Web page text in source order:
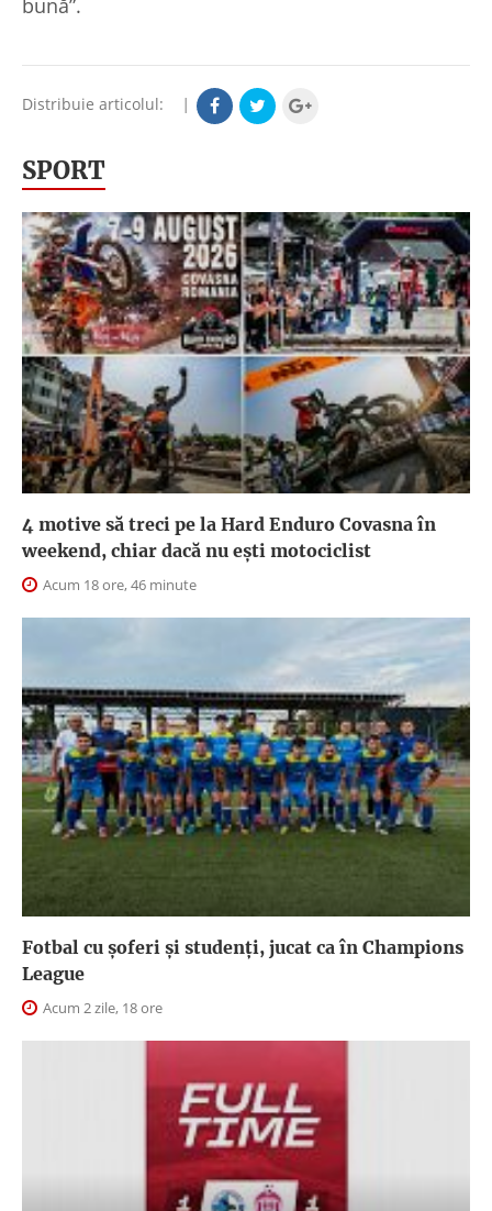
Distribuie articolul: |
SPORT
4 motive să treci pe la Hard Enduro Covasna în
weekend, chiar dacă nu ești motociclist
Acum 18 ore, 46 minute
Fotbal cu șoferi și studenți, jucat ca în Champions
League
Acum 2 zile, 18 ore